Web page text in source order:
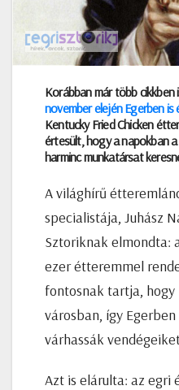
Korábban már több
november elején Egerben
Kentucky Fried Chicken
értesült, hogy a napokban
harminc munkatársat
A világhírű
specialistája, Juhász
Sztoriknak elmondta:
ezer étteremmel
fontosnak tartja,
városban, így
várhassák
Azt is elárulta: az egri